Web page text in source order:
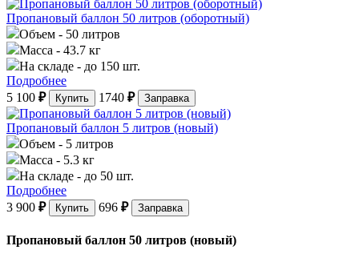
Пропановый баллон 50 литров (оборотный)
Объем - 50 литров
Масса - 43.7 кг
На складе - до 150 шт.
Подробнее
5 100 ₽ Купить 1740 ₽ Заправка
Пропановый баллон 5 литров (новый)
Объем - 5 литров
Масса - 5.3 кг
На складе - до 50 шт.
Подробнее
3 900 ₽ Купить 696 ₽ Заправка
Пропановый баллон 50 литров (новый)